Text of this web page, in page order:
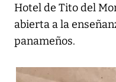
Hotel de Tito del
abierta a la
panameños.